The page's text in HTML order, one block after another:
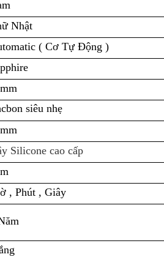
Nhật
( Cơ Tự Động )
siêu nhẹ
Silicone cao cấp
, Phút , Giây